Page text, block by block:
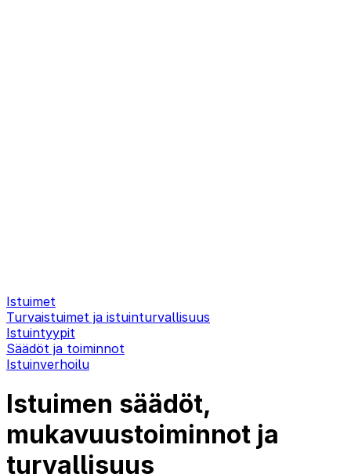
Istuimet
Turvaistuimet ja istuinturvallisuus
Istuintyypit
Säädöt ja toiminnot
Istuinverhoilu
Istuimen säädöt,
mukavuustoiminnot ja
turvallisuus